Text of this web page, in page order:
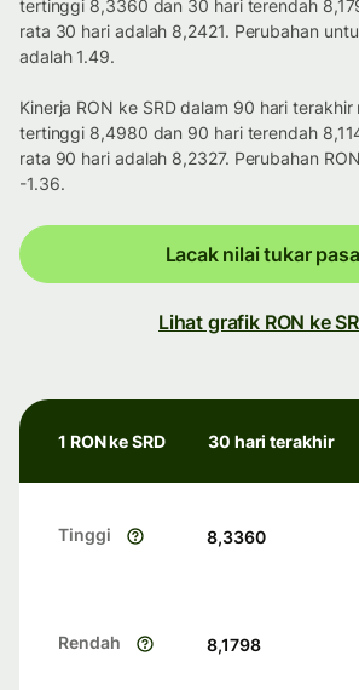
tertinggi 8,3360 dan 30 hari terendah
rata 30 hari adalah 8,2421. Perubahan
adalah 1.49.
Kinerja RON ke SRD dalam 90 hari
tertinggi 8,4980 dan 90 hari terendah
rata 90 hari adalah 8,2327. Perubahan
-1.36.
Lacak nilai tukar
Lihat grafik RON ke
1 RON ke SRD 30 hari terakhir
Tinggi 8,3360
Rendah 8,1798